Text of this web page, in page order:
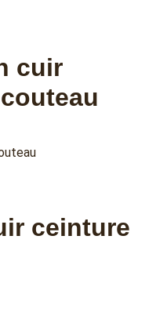
cuir
ceinture